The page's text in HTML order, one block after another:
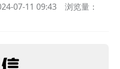
07-11 09:43
浏览量：